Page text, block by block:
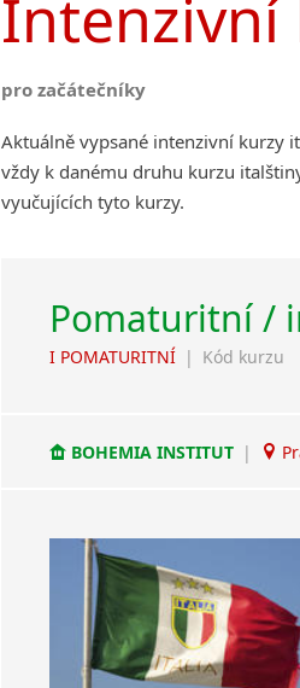
pro začátečníky
Aktuálně vypsané intenzivní kurzy
vždy k danému druhu kurzu
vyučujících tyto kurzy.
Pomaturitní /
I POMATURITNÍ | Kód kurzu
BOHEMIA INSTITUT |